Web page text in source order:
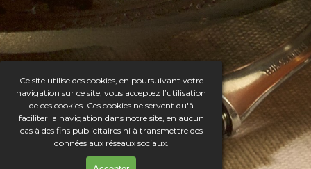
Ce site utilise des cookies, en poursuivant votre
navigation sur ce site, vous acceptez l’utilisation
de ces cookies. Ces cookies ne servent qu'à
faciliter la navigation dans notre site, en aucun
cas à des fins publicitaires ni à transmettre des
données aux réseaux sociaux.